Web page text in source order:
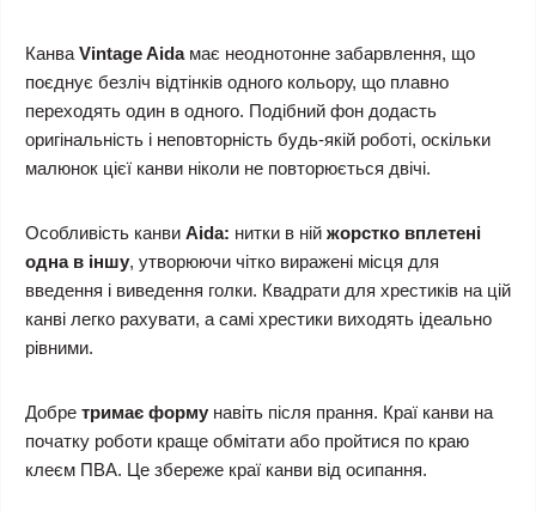
Канва Vintage Aidaмає неоднотонне забарвлення, що
поєднує безліч відтінків одного кольору, що плавно
переходять один в одного. Подібний фон додасть
оригінальність і неповторність будь-якій роботі, оскільки
малюнок цієї канви ніколи не повторюється двічі.
Особливість канви Aida: нитки в ній жорстко вплетені
одна в іншу, утворюючи чітко виражені місця для
введення і виведення голки. Квадрати для хрестиків на цій
канві легко рахувати, а самі хрестики виходять ідеально
рівними.
Добре тримає форму навіть після прання. Краї канви на
початку роботи краще обмітати або пройтися по краю
клеєм ПВА. Це збереже краї канви від осипання.